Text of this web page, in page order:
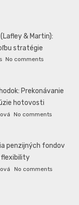
& Martin):
stratégie
No comments
Prekonávanie
hotovosti
No comments
penzijných fondov
flexibility
No comments